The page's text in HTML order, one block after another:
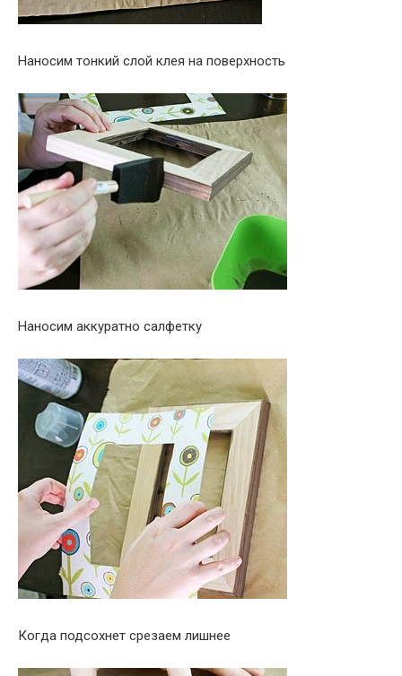
Наносим тонкий слой клея на поверхность
Наносим аккуратно салфетку
Когда подсохнет срезаем лишнее